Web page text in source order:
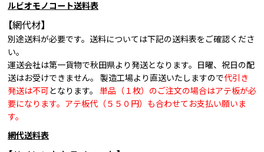
ルビオモノコート送料表
【網代材】
別途送料が必要です。送料については下記の送料表をご確認くださ
い。
運送会社は第一貨物で秋田県より発送となります。日曜、祝日の配
送はお受けできません。 製造工場より直送いたしますので代引き
発送は不可となります。 単品（１枚）のご注文の場合はアテ板が必
要になります。アテ板代（５５０円）も合わせてお支払い願いま
す。
網代送料表